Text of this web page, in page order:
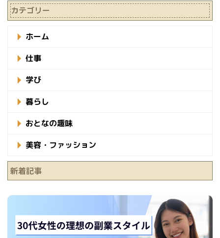
カテゴリー
ホーム
仕事
学び
暮らし
おとなの趣味
美容・ファッション
新着記事